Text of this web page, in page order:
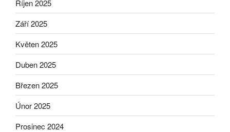
Říjen 2025
Září 2025
Květen 2025
Duben 2025
Březen 2025
Únor 2025
Prosinec 2024